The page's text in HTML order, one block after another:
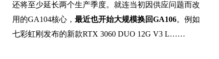
还将至少延长两个生产季度。就连当初因供应问题而改
用的GA104核心， 最近也开始大规模换回GA106。例如
七彩虹刚发布的新款RTX 3060 DUO 12G V3 L……